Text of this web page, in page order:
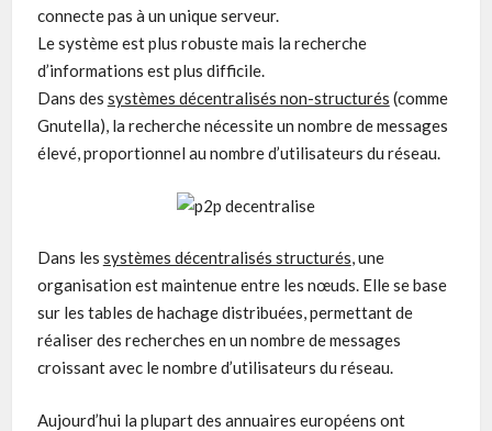
connecte pas à un unique serveur.
Le système est plus robuste mais la recherche
d’informations est plus difficile.
Dans des systèmes décentralisés non-structurés (comme
Gnutella), la recherche nécessite un nombre de messages
élevé, proportionnel au nombre d’utilisateurs du réseau.
Dans les systèmes décentralisés structurés, une
organisation est maintenue entre les nœuds. Elle se base
sur les tables de hachage distribuées, permettant de
réaliser des recherches en un nombre de messages
croissant avec le nombre d’utilisateurs du réseau.
Aujourd’hui la plupart des annuaires européens ont